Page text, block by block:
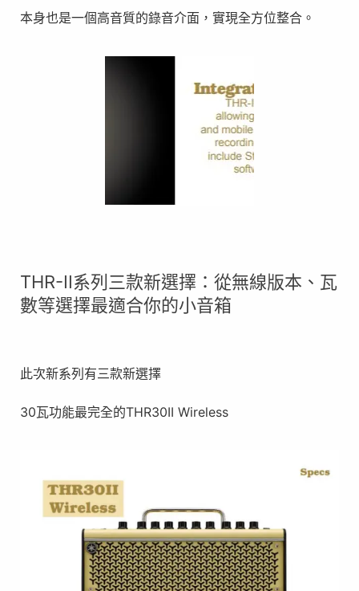
本身也是一個高音質的錄音介面，實現全方位整合。
THR-II系列三款新選擇：從無線版本、瓦
數等選擇最適合你的小音箱
此次新系列有三款新選擇
30瓦功能最完全的THR30II Wireless